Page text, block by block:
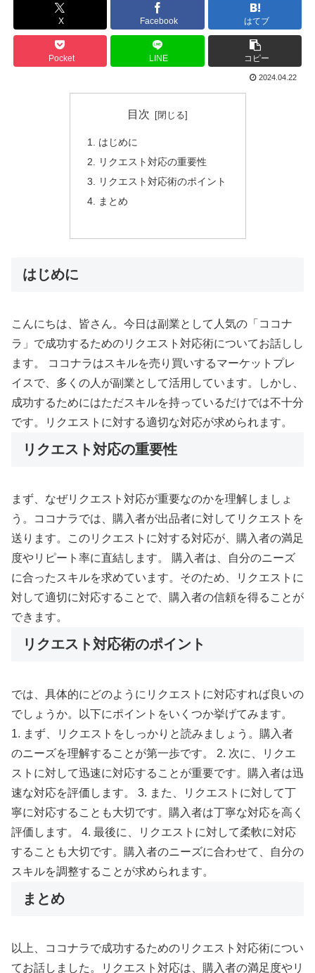
X Facebook はてブ
Pocket LINE コピー
2024.04.22
目次
はじめに
リクエスト対応の重要性
リクエスト対応術のポイント
まとめ
はじめに
こんにちは、皆さん。今日は副業として人気の「ココナ
ラ」で成功するためのリクエスト対応術についてお話しし
ます。 ココナラはスキルを売り買いするマーケットプレ
イスで、多くの人が副業として活用しています。しかし、
成功するためにはただスキルを持っているだけでは不十分
です。リクエストに対する適切な対応が求められます。
リクエスト対応の重要性
まず、なぜリクエスト対応が重要なのかを理解しましょ
う。ココナラでは、購入者が出品者に対してリクエストを
送ります。このリクエストに対する対応が、購入者の満足
度やリピート率に直結します。 購入者は、自分のニーズ
に合ったスキルを求めています。そのため、リクエストに
対して適切に対応することで、購入者の信頼を得ることが
できます。
リクエスト対応術のポイント
では、具体的にどのようにリクエストに対応すれば良いの
でしょうか。以下にポイントをいくつか挙げてみます。
1. まず、リクエストをしっかりと読みましょう。購入者
のニーズを理解することが第一歩です。 2. 次に、リクエ
ストに対して迅速に対応することが重要です。購入者は迅
速な対応を評価します。 3. また、リクエストに対して丁
寧に対応することも大切です。購入者は丁寧な対応を高く
評価します。 4. 最後に、リクエストに対して柔軟に対応
することも大切です。購入者のニーズに合わせて、自分の
スキルを調整することが求められます。
まとめ
以上、ココナラで成功するためのリクエスト対応術につい
てお話しました。リクエスト対応は、購入者の満足度やリ